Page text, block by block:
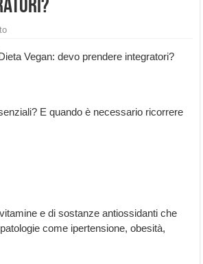
E quando è necessario ricorrere
e di sostanze antiossidanti che
come ipertensione, obesità,